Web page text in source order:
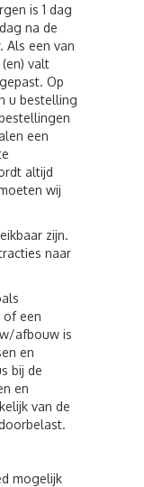
is 1 dag
na de
Als een van
valt
Op
u bestelling
een
altijd
wij
zijn.
naar
of een
afbouw is
en
bij de
en
van de
mogelijk